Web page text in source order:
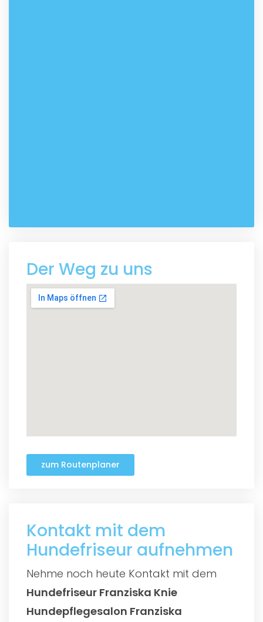
Der Weg zu uns
zum Routenplaner
Kontakt mit dem
Hundefriseur aufnehmen
Nehme noch heute Kontakt mit dem
Hundefriseur Franziska Knie
Hundepflegesalon Franziska